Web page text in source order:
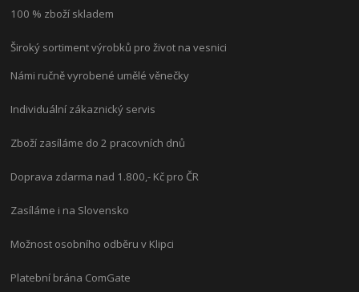
100 % zboží skladem
Široký sortiment výrobků pro život na vesnici
Námi ručně vyrobené umělé věnečky
Individuální zákaznický servis
Zboží zasíláme do 2 pracovních dnů
Doprava zdarma nad 1.800,- Kč pro ČR
Zasíláme i na Slovensko
Možnost osobního odběru v Klipci
Platební brána ComGate